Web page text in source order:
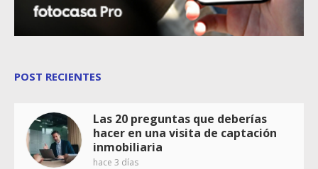
POST RECIENTES
Las 20 preguntas que deberías
hacer en una visita de captación
inmobiliaria
hace 3 días